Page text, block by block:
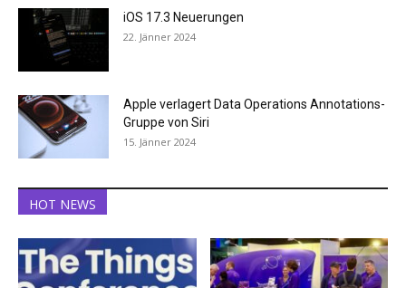
iOS 17.3 Neuerungen
22. Jänner 2024
Apple verlagert Data Operations Annotations-
Gruppe von Siri
15. Jänner 2024
HOT NEWS